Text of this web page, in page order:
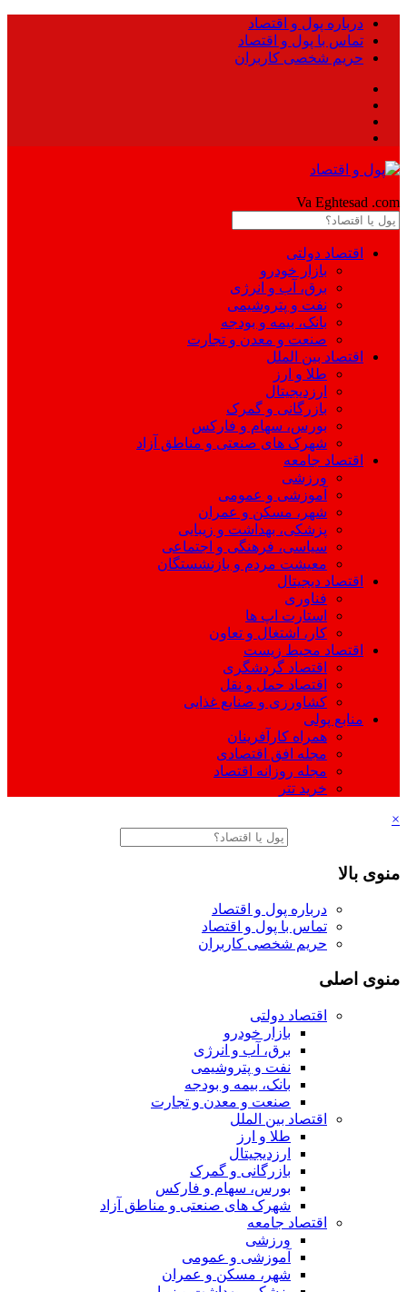
درباره پول و اقتصاد
تماس با پول و اقتصاد
حریم شخصی کاربران
Va Eghtesad .com
اقتصاد دولتی
بازار خودرو
برق، آب و انرژی
نفت و پتروشیمی
بانک، بیمه و بودجه
صنعت و معدن و تجارت
اقتصاد بین الملل
طلا و ارز
ارزدیجیتال
بازرگانی و گمرک
بورس، سهام و فارکس
شهرک های صنعتی و مناطق آزاد
اقتصاد جامعه
ورزشی
آموزشی و عمومی
شهر، مسکن و عمران
پزشکی، بهداشت و زیبایی
سیاسی، فرهنگی و اجتماعی
معیشت مردم و بازنشستگان
اقتصاد دیجیتال
فناوری
استارت اپ ها
کار، اشتغال و تعاون
اقتصاد محیط زیست
اقتصاد گردشگری
اقتصاد حمل و نقل
کشاورزی و صنایع غذایی
منابع پولی
همراه کارآفرینان
مجله افق اقتصادی
مجله روزانه اقتصاد
خرید تتر
×
منوی بالا
درباره پول و اقتصاد
تماس با پول و اقتصاد
حریم شخصی کاربران
منوی اصلی
اقتصاد دولتی
بازار خودرو
برق، آب و انرژی
نفت و پتروشیمی
بانک، بیمه و بودجه
صنعت و معدن و تجارت
اقتصاد بین الملل
طلا و ارز
ارزدیجیتال
بازرگانی و گمرک
بورس، سهام و فارکس
شهرک های صنعتی و مناطق آزاد
اقتصاد جامعه
ورزشی
آموزشی و عمومی
شهر، مسکن و عمران